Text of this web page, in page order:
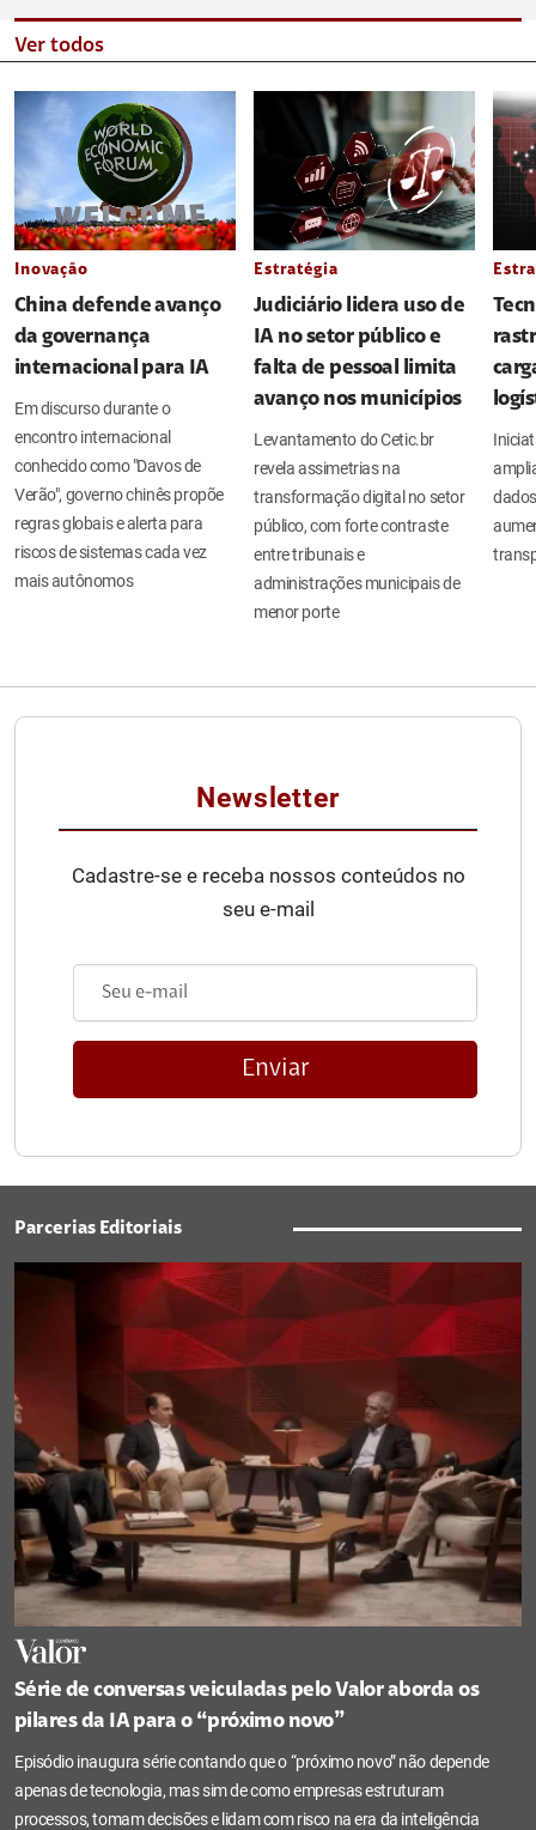
Ver todos
Inovação
China defende avanço
da governança
internacional para IA
Em discurso durante o
encontro internacional
conhecido como "Davos de
Verão", governo chinês propõe
regras globais e alerta para
riscos de sistemas cada vez
mais autônomos
Estratégia
Judiciário lidera uso de
IA no setor público e
falta de pessoal limita
avanço nos municípios
Levantamento do Cetic.br
revela assimetrias na
transformação digital no setor
público, com forte contraste
entre tribunais e
administrações municipais de
menor porte
Newsletter
Cadastre-se e receba nossos conteúdos no
seu e-mail
Enviar
Parcerias Editoriais
Série de conversas veiculadas pelo Valor aborda os
pilares da IA para o “próximo novo”
Episódio inaugura série contando que o “próximo novo” não depende
apenas de tecnologia, mas sim de como empresas estruturam
processos, tomam decisões e lidam com risco na era da inteligência